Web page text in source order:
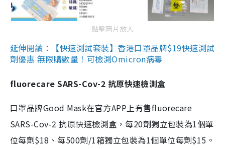
點擊圖片放大
延伸閱讀：【快速測試套裝】香港口罩品牌$19快速測試
劑優惠 無限購數量！可檢測Omicron病毒
fluorecare SARS-Cov-2 抗原快速檢測盒
口罩品牌Good Mask在官方APP上有售fluorecare
SARS-Cov-2 抗原快速檢測盒，每20劑獨立包裝為1個單
位每劑$18、每500劑/1箱獨立包裝為1個單位每劑$15。